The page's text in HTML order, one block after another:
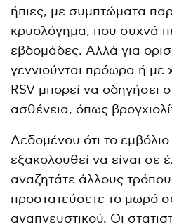
ήπιες, με συμπτώματα
κρυολόγημα, που συχνά
εβδομάδες. Αλλά για
γεννιούνται πρόωρα ή με
RSV μπορεί να οδηγήσει
ασθένεια, όπως
Δεδομένου ότι το
εξακολουθεί να είναι σε
αναζητάτε άλλους
προστατεύσετε το μωρό
αναπνευστικού. Οι